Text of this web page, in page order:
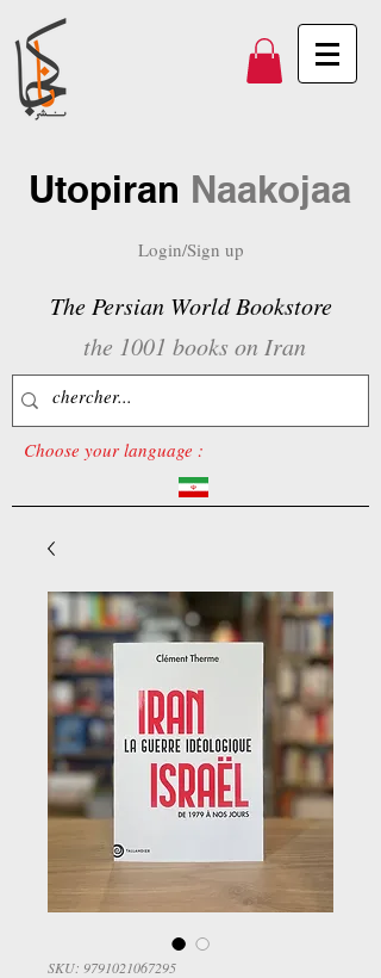
Utopiran Naakojaa
Login/Sign up
The Persian World Bookstore
the 1001 books on Iran
Choose your language :
SKU: 9791021067295